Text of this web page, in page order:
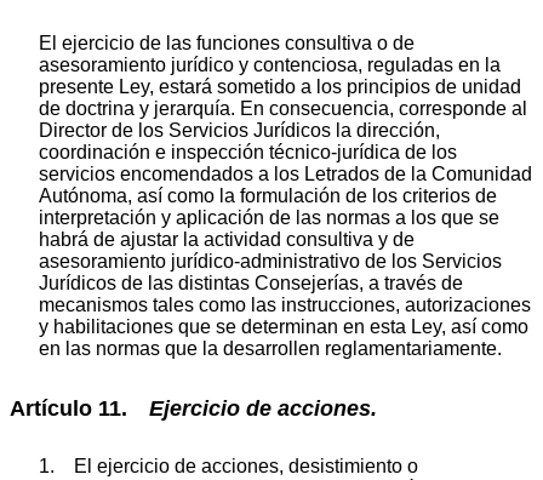
El ejercicio de las funciones consultiva o de
asesoramiento jurídico y contenciosa, reguladas en la
presente Ley, estará sometido a los principios de unidad
de doctrina y jerarquía. En consecuencia, corresponde al
Director de los Servicios Jurídicos la dirección,
coordinación e inspección técnico-jurídica de los
servicios encomendados a los Letrados de la Comunidad
Autónoma, así como la formulación de los criterios de
interpretación y aplicación de las normas a los que se
habrá de ajustar la actividad consultiva y de
asesoramiento jurídico-administrativo de los Servicios
Jurídicos de las distintas Consejerías, a través de
mecanismos tales como las instrucciones, autorizaciones
y habilitaciones que se determinan en esta Ley, así como
en las normas que la desarrollen reglamentariamente.
Artículo 11. Ejercicio de acciones.
1. El ejercicio de acciones, desistimiento o